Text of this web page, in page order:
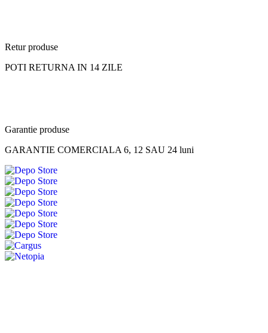
Retur produse
POTI RETURNA IN 14 ZILE
Garantie produse
GARANTIE COMERCIALA 6, 12 SAU 24 luni